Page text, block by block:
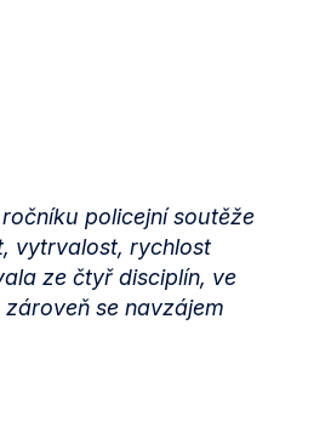
policejní soutěže
vytrvalost, rychlost
ze čtyř disciplín, ve
se navzájem